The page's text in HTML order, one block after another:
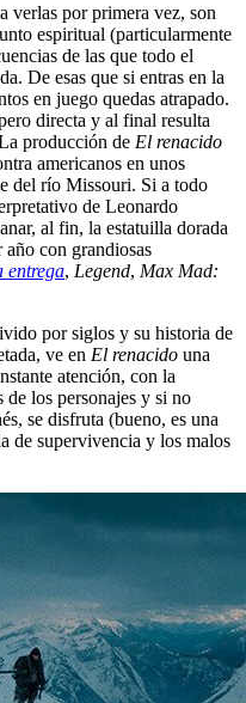
verlas por primera vez, son
espiritual (particularmente
de las que todo el
De esas que si entras en la
en juego quedas atrapado.
directa y al final resulta
producción de El renacido
americanos en unos
del río Missouri. Si a todo
de Leonardo
al fin, la estatuilla dorada
con grandiosas
entrega, Legend, Max Mad:
por siglos y su historia de
ve en El renacido una
atención, con la
de los personajes y si no
se disfruta (bueno, es una
de supervivencia y los malos